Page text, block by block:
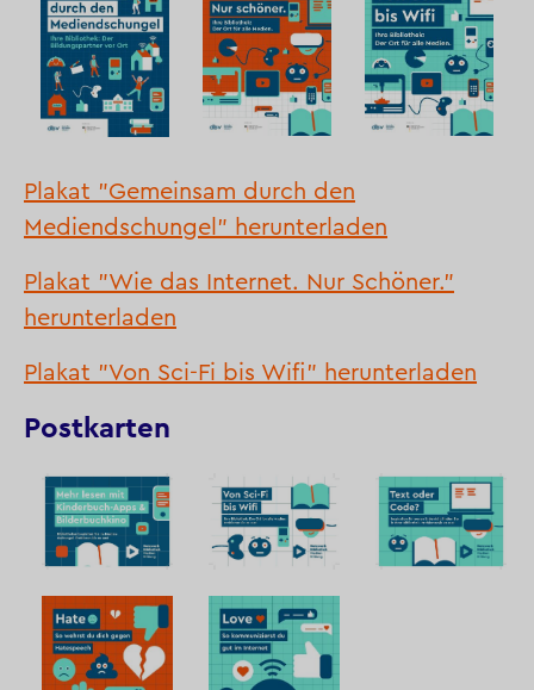
Plakat "Gemeinsam durch den
Mediendschungel" herunterladen
Plakat "Wie das Internet. Nur Schöner."
herunterladen
Plakat "Von Sci-Fi bis Wifi" herunterladen
Postkarten